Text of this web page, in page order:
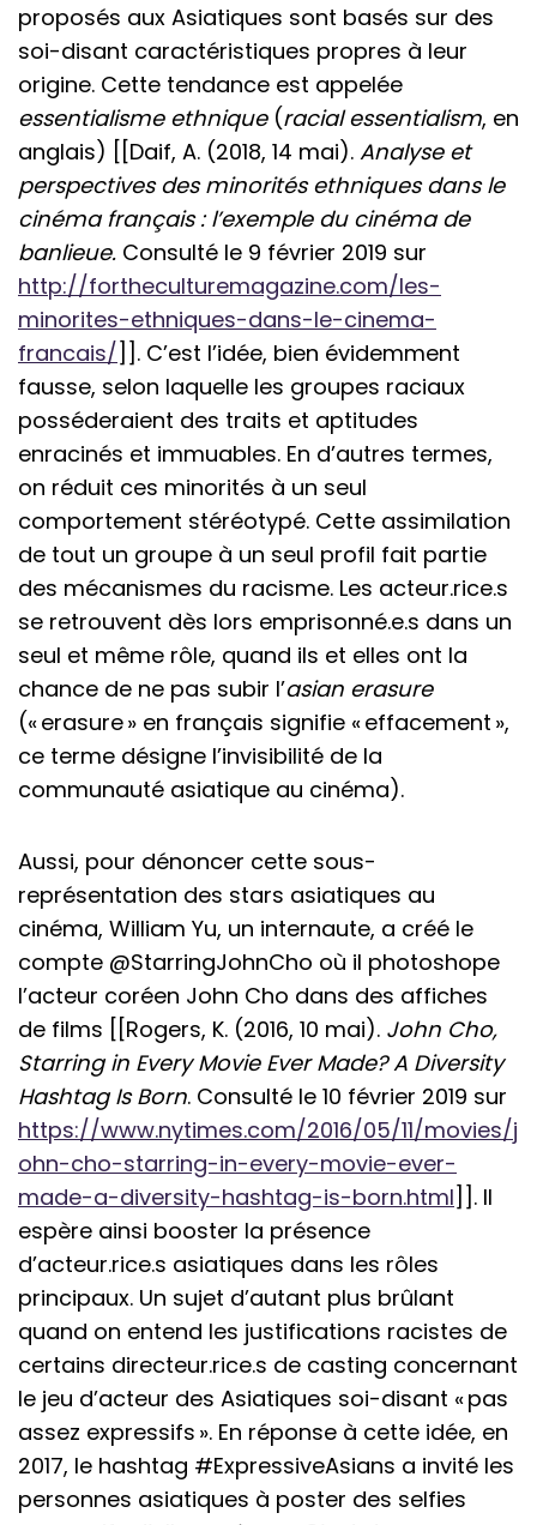
proposés aux Asiatiques sont basés sur des
soi-disant caractéristiques propres à leur
origine. Cette tendance est appelée
essentialisme ethnique(racial essentialism, en
anglais) [[Daif, A. (2018, 14 mai). Analyse et
perspectives des minorités ethniques dans le
cinéma français : l’exemple du cinéma de
banlieue. Consulté le 9 février 2019 sur
http://fortheculturemagazine.com/les-
minorites-ethniques-dans-le-cinema-
francais/]]. C’est l’idée, bien évidemment
fausse, selon laquelle les groupes raciaux
posséderaient des traits et aptitudes
enracinés et immuables. En d’autres termes,
on réduit ces minorités à un seul
comportement stéréotypé. Cette assimilation
de tout un groupe à un seul profil fait partie
des mécanismes du racisme. Les acteur.rice.s
se retrouvent dès lors emprisonné.e.s dans un
seul et même rôle, quand ils et elles ont la
chance de ne pas subir l’asian erasure
(« erasure » en français signifie « effacement »,
ce terme désigne l’invisibilité de la
communauté asiatique au cinéma).
Aussi, pour dénoncer cette sous-
représentation des stars asiatiques au
cinéma, William Yu, un internaute, a créé le
compte @StarringJohnCho où il photoshope
l’acteur coréen John Cho dans des affiches
de films [[Rogers, K. (2016, 10 mai). John Cho,
Starring in Every Movie Ever Made? A Diversity
Hashtag Is Born. Consulté le 10 février 2019 sur
https://www.nytimes.com/2016/05/11/movies/j
ohn-cho-starring-in-every-movie-ever-
made-a-diversity-hashtag-is-born.html]]. Il
espère ainsi booster la présence
d’acteur.rice.s asiatiques dans les rôles
principaux. Un sujet d’autant plus brûlant
quand on entend les justifications racistes de
certains directeur.rice.s de casting concernant
le jeu d’acteur des Asiatiques soi-disant « pas
assez expressifs ». En réponse à cette idée, en
2017, le hashtag #ExpressiveAsians a invité les
personnes asiatiques à poster des selfies